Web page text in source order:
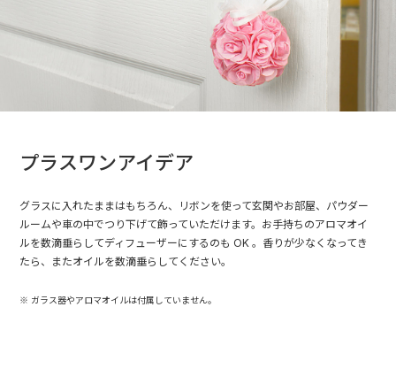
プラスワンアイデア
グラスに入れたままはもちろん、リボンを使って玄関やお部屋、パウダー
ルームや車の中でつり下げて飾っていただけます。お手持ちのアロマオイ
ルを数滴垂らしてディフューザーにするのも OK 。香りが少なくなってき
たら、またオイルを数滴垂らしてください。
※ ガラス器やアロマオイルは付属していません。